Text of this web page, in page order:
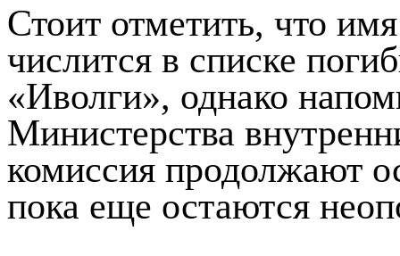
Стоит отметить, что
числится в списке
«Иволги», однако
Министерства
комиссия продолжают
пока еще остаются